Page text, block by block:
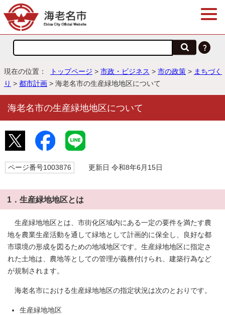
現在の位置： トップページ > 市政・ビジネス > 市の政策 > まちづく
り > 都市計画 > 海老名市の生産緑地地区について
海老名市の生産緑地地区について
ページ番号1003876 更新日 令和8年6月15日
1．生産緑地地区とは
生産緑地地区とは、市街化区域内にある一定の要件を満たす農
地を農業生産活動を通して緑地として計画的に保全し、良好な都
市環境の形成を図るための地域地区です。生産緑地地区に指定さ
れた土地は、農地等としての管理が義務付けられ、建築行為など
が規制されます。
海老名市における生産緑地地区の指定状況は次のとおりです。
生産緑地地区